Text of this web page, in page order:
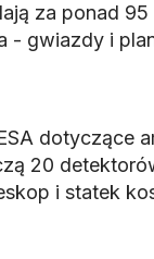
za ponad
- gwiazdy i
dotyczące
20
i statek